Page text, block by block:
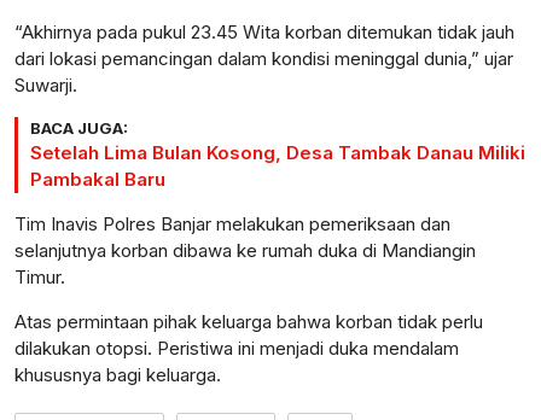
“Akhirnya pada pukul 23.45 Wita korban ditemukan tidak jauh
dari lokasi pemancingan dalam kondisi meninggal dunia,” ujar
Suwarji.
BACA JUGA:
Setelah Lima Bulan Kosong, Desa Tambak Danau Miliki
Pambakal Baru
Tim Inavis Polres Banjar melakukan pemeriksaan dan
selanjutnya korban dibawa ke rumah duka di Mandiangin
Timur.
Atas permintaan pihak keluarga bahwa korban tidak perlu
dilakukan otopsi. Peristiwa ini menjadi duka mendalam
khususnya bagi keluarga.